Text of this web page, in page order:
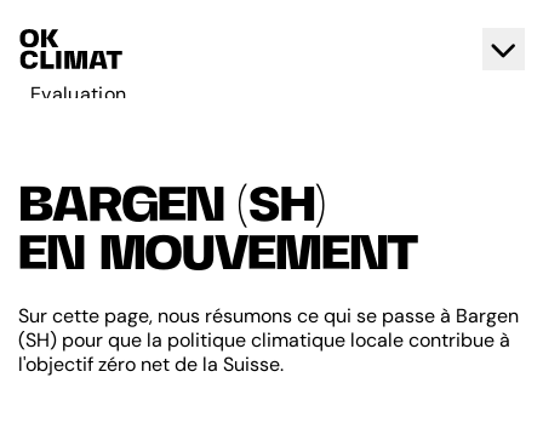
Evaluation
Contact
Français
BARGEN (SH)
EN MOUVEMENT
Sur cette page, nous résumons ce qui se passe à Bargen
(SH) pour que la politique climatique locale contribue à
l'objectif zéro net de la Suisse.